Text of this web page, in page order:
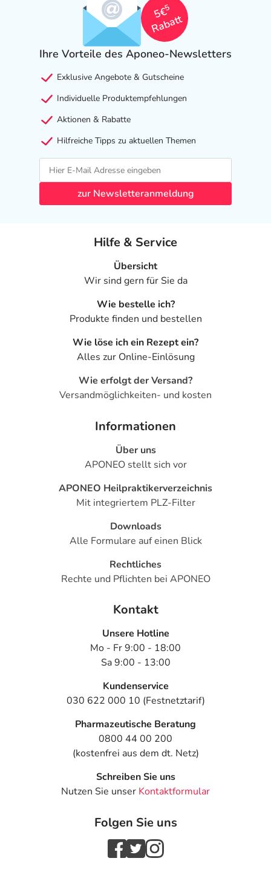
5€
5
Rabatt
Ihre Vorteile des Aponeo-Newsletters
Exklusive Angebote & Gutscheine
Individuelle Produktempfehlungen
Aktionen & Rabatte
Hilfreiche Tipps zu aktuellen Themen
zur Newsletteranmeldung
Hilfe & Service
Übersicht
Wir sind gern für Sie da
Wie bestelle ich?
Produkte finden und bestellen
Wie löse ich ein Rezept ein?
Alles zur Online-Einlösung
Wie erfolgt der Versand?
Versandmöglichkeiten- und kosten
Informationen
Über uns
APONEO stellt sich vor
APONEO Heilpraktikerverzeichnis
Mit integriertem PLZ-Filter
Downloads
Alle Formulare auf einen Blick
Rechtliches
Rechte und Pflichten bei APONEO
Kontakt
Unsere Hotline
Mo - Fr 9:00 - 18:00
Sa 9:00 - 13:00
Kundenservice
030 622 000 10 (Festnetztarif)
Pharmazeutische Beratung
0800 44 00 200
(kostenfrei aus dem dt. Netz)
Schreiben Sie uns
Nutzen Sie unser Kontaktformular
Folgen Sie uns